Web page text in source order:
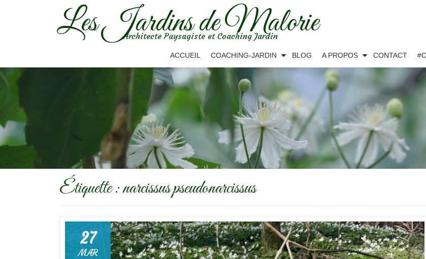
Les Jardins de Malorie
Architecte Paysagiste et Coaching Jardin
ACCUEIL COACHING-JARDIN BLOG A PROPOS CONTACT
Étiquette :narcissus pseudonarcissus
27
MAR